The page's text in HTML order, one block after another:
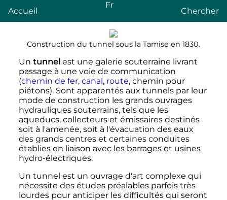
Accueil
Fr
Chercher
Construction du tunnel sous la Tamise en 1830.
Un tunnelest une galerie souterraine livrant
passage à une voie de communication
(chemin de fer, canal, route, chemin pour
piétons). Sont apparentés aux tunnels par leur
mode de construction les grands ouvrages
hydrauliques souterrains, tels que les
aqueducs, collecteurs et émissaires destinés
soit à l'amenée, soit à l'évacuation des eaux
des grands centres et certaines conduites
établies en liaison avec les barrages et usines
hydro-électriques.
Un tunnel est un ouvrage d'art complexe qui
nécessite des études préalables parfois très
lourdes pour anticiper les difficultés qui seront